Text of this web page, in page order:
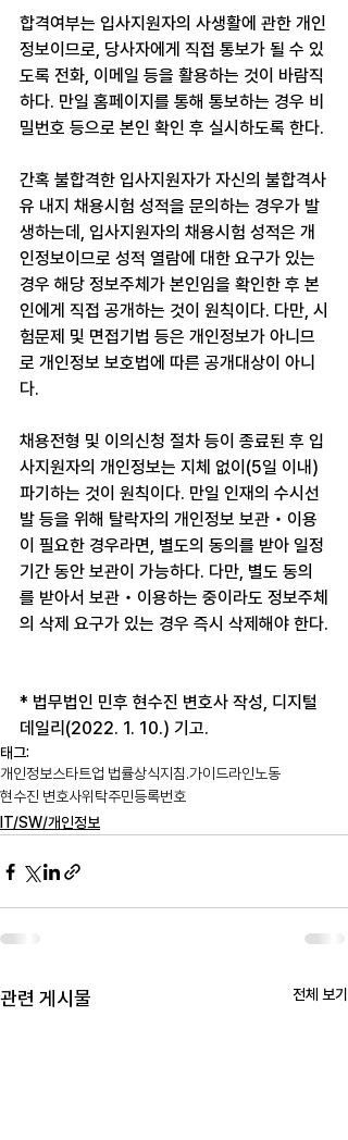
합격여부는 입사지원자의 사생활에 관한 개인
정보이므로, 당사자에게 직접 통보가 될 수 있
도록 전화, 이메일 등을 활용하는 것이 바람직
하다. 만일 홈페이지를 통해 통보하는 경우 비
밀번호 등으로 본인 확인 후 실시하도록 한다.
간혹 불합격한 입사지원자가 자신의 불합격사
유 내지 채용시험 성적을 문의하는 경우가 발
생하는데, 입사지원자의 채용시험 성적은 개
인정보이므로 성적 열람에 대한 요구가 있는
경우 해당 정보주체가 본인임을 확인한 후 본
인에게 직접 공개하는 것이 원칙이다. 다만, 시
험문제 및 면접기법 등은 개인정보가 아니므
로 개인정보 보호법에 따른 공개대상이 아니
다.
채용전형 및 이의신청 절차 등이 종료된 후 입
사지원자의 개인정보는 지체 없이(5일 이내)
파기하는 것이 원칙이다. 만일 인재의 수시선
발 등을 위해 탈락자의 개인정보 보관‧이용
이 필요한 경우라면, 별도의 동의를 받아 일정
기간 동안 보관이 가능하다. 다만, 별도 동의
를 받아서 보관‧이용하는 중이라도 정보주체
의 삭제 요구가 있는 경우 즉시 삭제해야 한다.
* 법무법인 민후 현수진 변호사 작성, 디지털
데일리(2022. 1. 10.) 기고.
태그:
개인정보스타트업 법률상식지침.가이드라인노동
현수진 변호사위탁주민등록번호
IT/SW/개인정보
관련 게시물 전체 보기